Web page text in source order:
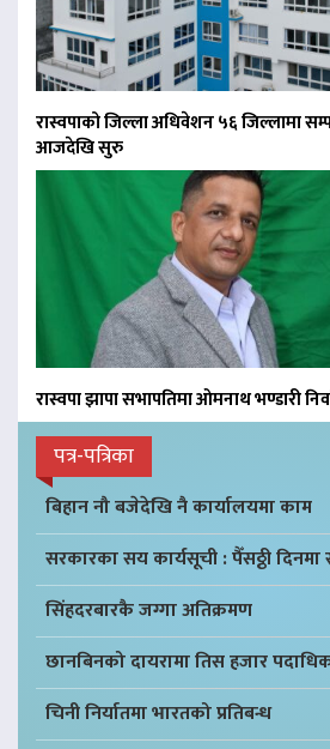
रास्वपाको जिल्ला अधिवेशन ५६ जिल्लामा
आजदेखि सुरु
रास्वपा झापा सभापतिमा ओमनाथ भण्डारी
पत्र-पत्रिका
बिहान नौ बजेदेखि नै कार्यालयमा काम
सरकारका सय कार्यसूची : पैँसठ्ठी दिनमा
सिंहदरबारकै जग्गा अतिक्रमण
छानबिनको दायरामा तिस हजार
चिनी निर्यातमा भारतको प्रतिबन्ध